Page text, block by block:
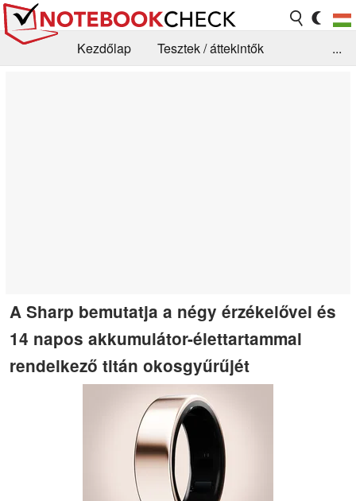
Kezdőlap
Tesztek / áttekintők
...
A Sharp bemutatja a négy érzékelővel és
14 napos akkumulátor-élettartammal
rendelkező titán okosgyűrűjét